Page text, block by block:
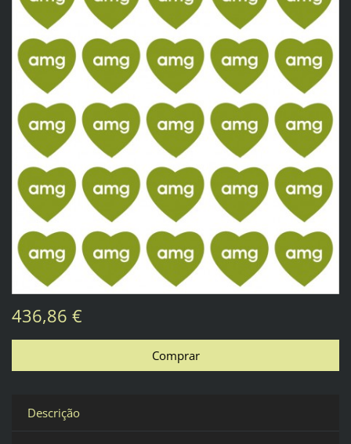
436,86 €
Descrição